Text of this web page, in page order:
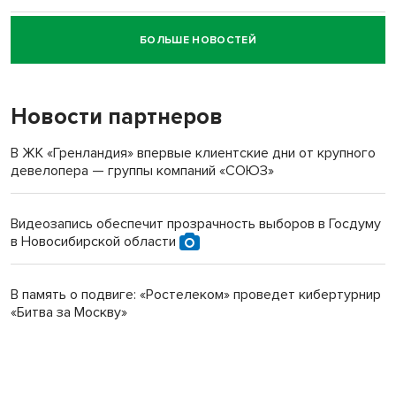
Новосибирский суд наказал водителя за смерть
пенсионерки на вокзале
БОЛЬШЕ НОВОСТЕЙ
Новости партнеров
В ЖК «Гренландия» впервые клиентские дни от крупного
девелопера — группы компаний «СОЮЗ»
Видеозапись обеспечит прозрачность выборов в Госдуму
в Новосибирской области
В память о подвиге: «Ростелеком» проведет кибертурнир
«Битва за Москву»